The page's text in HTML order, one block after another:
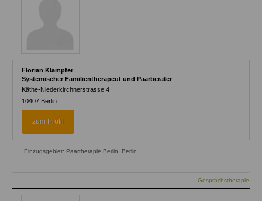
Florian Klampfer
Systemischer Familientherapeut und Paarberater
Käthe-Niederkirchnerstrasse 4
10407 Berlin
zum Profil
Einzugsgebiet: Paartherapie Berlin, Berlin
Gesprächstherapie